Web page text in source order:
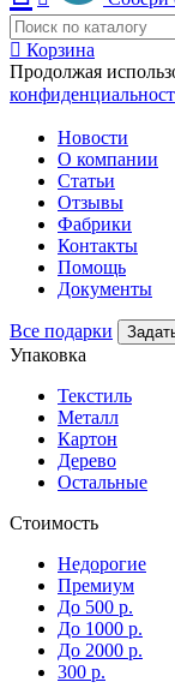
Корзина
Продолжая
Новости
О компании
Статьи
Отзывы
Фабрики
Контакты
Помощь
Документы
Все подарки
Упаковка
Текстиль
Металл
Картон
Дерево
Остальные
Стоимость
Недорогие
Премиум
До 500 р.
До 1000 р.
До 2000 р.
300 р.